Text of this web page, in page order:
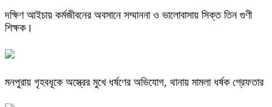
দক্ষিণ আইচায় কর্মজীবনের অবসানে সম্মাননা ও ভালোবাসায় সিক্ত তিন গুণী
শিক্ষক।
মনপুরায় গৃহবধূকে অস্ত্রের মুখে ধর্ষণের অভিযোগ, থানায় মামলা ধর্ষক গ্রেফতার